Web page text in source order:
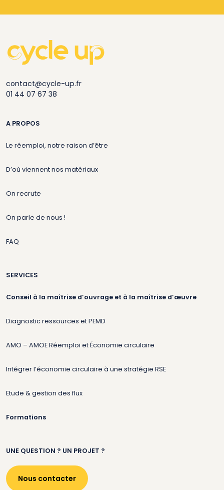
contact@cycle-up.fr
01 44 07 67 38
A PROPOS
Le réemploi, notre raison d’être
D’où viennent nos matériaux
On recrute
On parle de nous !
FAQ
SERVICES
Conseil à la maîtrise d’ouvrage et à la maîtrise d’œuvre
Diagnostic ressources et PEMD
AMO – AMOE Réemploi et Économie circulaire
Intégrer l’économie circulaire à une stratégie RSE
Etude & gestion des flux
Formations
UNE QUESTION ? UN PROJET ?
Nous contacter